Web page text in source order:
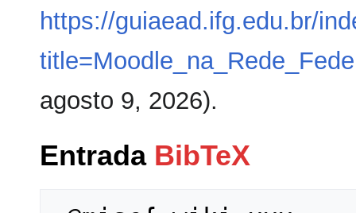
https://guiaead.ifg.edu.br/
agosto 9, 2026).
Entrada BibTeX